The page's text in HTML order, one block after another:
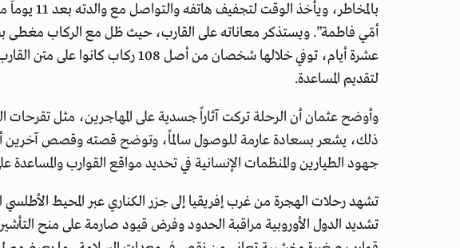
بالمخاطر،
أمّي فاطمة”. ويستذكر معاناته على القارب، حيث ظل مع الركاب مغطى
عشرة أيام، توفي خلالها شخصان من أصل 108
لتقديم المساعدة.
وأوضح عثمان أن الرحلة تركت آثاراً جسدية على المهاجرين، مثل تقرحات
ذلك، يشعر بسعادة عارمة للوصول سالماً، وتوضح قصته وقصص آخرين
جهود الطيارين والمنظمات الإنسانية في تحديد مواقع القوارب والمساعدة
تشهد رحلات الهجرة من غرب إفريقيا إلى جزر الكناري عبر المحيط الأطلسي
تشديد الدول الأوروبية مراقبة الحدود وفرض قيود صارمة على منح